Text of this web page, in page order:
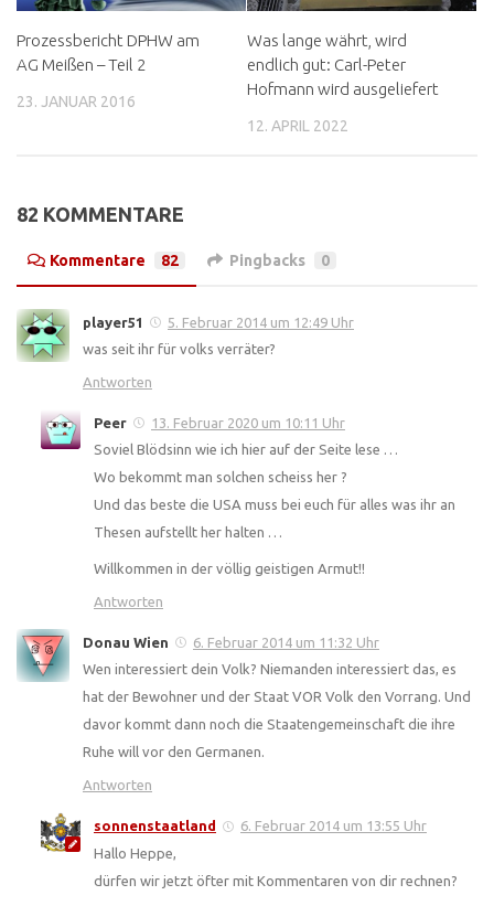
Prozessbericht DPHW am
AG Meißen – Teil 2
23. JANUAR 2016
Was lange währt, wird
endlich gut: Carl-Peter
Hofmann wird ausgeliefert
12. APRIL 2022
82 KOMMENTARE
Kommentare 82 Pingbacks 0
player51
5. Februar 2014 um 12:49 Uhr
was seit ihr für volks verräter?
Antworten
Peer
13. Februar 2020 um 10:11 Uhr
Soviel Blödsinn wie ich hier auf der Seite lese …
Wo bekommt man solchen scheiss her ?
Und das beste die USA muss bei euch für alles was ihr an
Thesen aufstellt her halten …
Willkommen in der völlig geistigen Armut!!
Antworten
Donau Wien
6. Februar 2014 um 11:32 Uhr
Wen interessiert dein Volk? Niemanden interessiert das, es
hat der Bewohner und der Staat VOR Volk den Vorrang. Und
davor kommt dann noch die Staatengemeinschaft die ihre
Ruhe will vor den Germanen.
Antworten
sonnenstaatland
6. Februar 2014 um 13:55 Uhr
Hallo Heppe,
dürfen wir jetzt öfter mit Kommentaren von dir rechnen?